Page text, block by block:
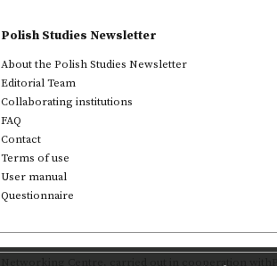
Polish Studies Newsletter
About the Polish Studies Newsletter
Editorial Team
Collaborating institutions
FAQ
Contact
Terms of use
User manual
Questionnaire
carried out in cooperation with